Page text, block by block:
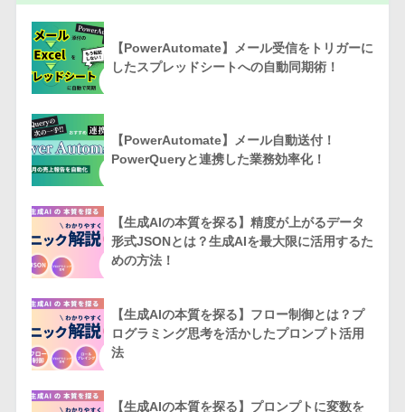
【PowerAutomate】メール受信をトリガーに
したスプレッドシートへの自動同期術！
【PowerAutomate】メール自動送付！
PowerQueryと連携した業務効率化！
【生成AIの本質を探る】精度が上がるデータ
形式JSONとは？生成AIを最大限に活用するた
めの方法！
【生成AIの本質を探る】フロー制御とは？プ
ログラミング思考を活かしたプロンプト活用
法
【生成AIの本質を探る】プロンプトに変数を